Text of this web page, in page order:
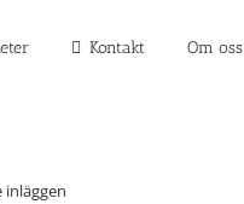
Kontakt Om oss
inläggen